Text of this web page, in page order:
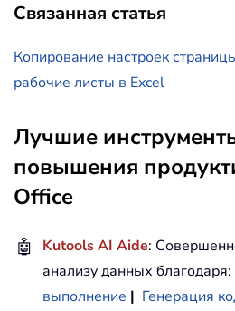
Связанная статья
Копирование настроек
рабочие листы в Excel
Лучшие
повышения
Office
🤖 Kutools AI Aide:
анализу данных благодаря:
выполнение | Генерация